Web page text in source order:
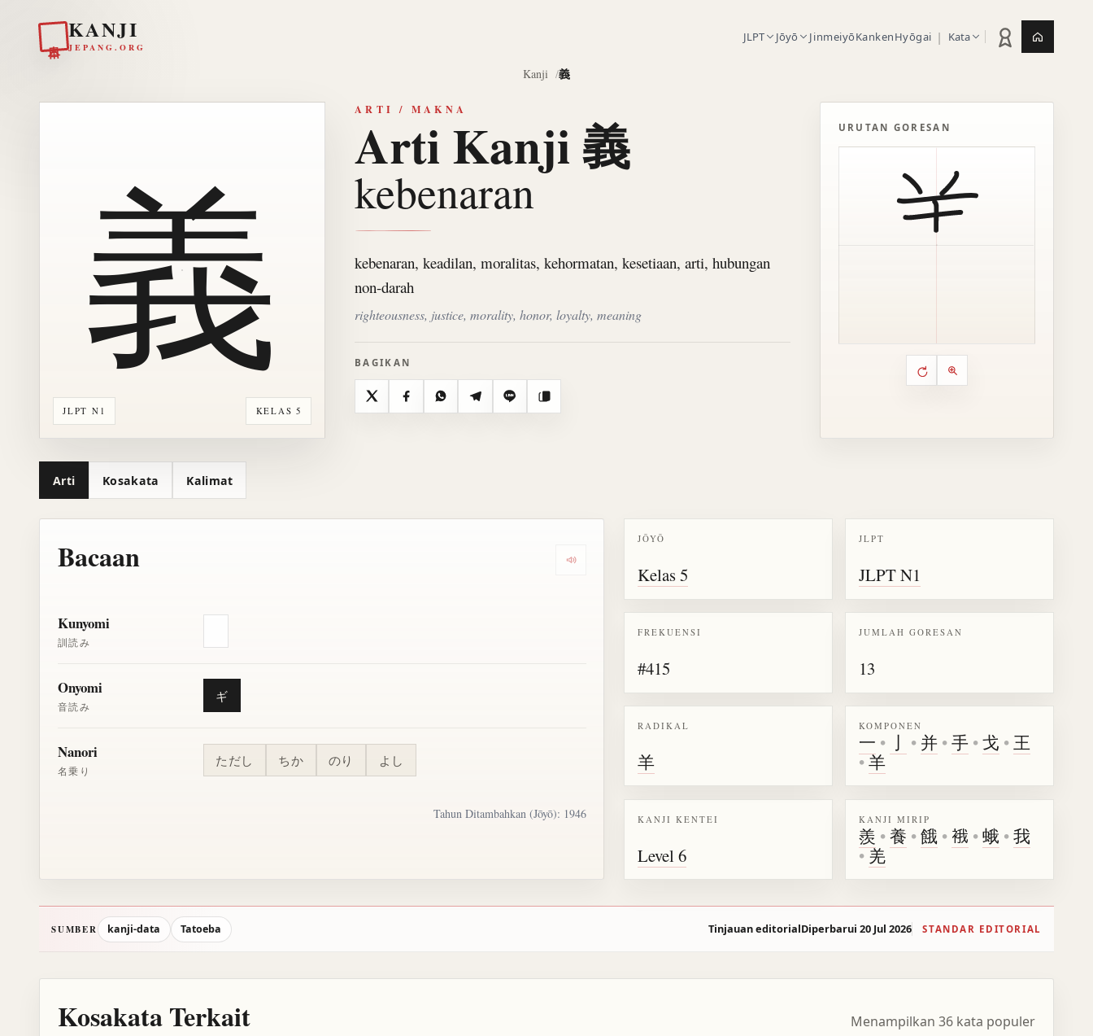
KANJI
JEPANG.ORG
JLPT Jōyō JinmeiyōKankenHyōgai | Kata Statistik latihan
Kanji 義
JLPT N1 KELAS 5
義
ARTI / MAKNA
Arti Kanji 義
kebenaran
kebenaran, keadilan, moralitas, kehormatan, kesetiaan, arti, hubungan
non-darah
righteousness, justice, morality, honor, loyalty, meaning
BAGIKAN
X FacebookWhatsAppTelegramLine Salin
URUTAN GORESAN
Kontrol animasi urutan
Putar ulang animasi
Perbesar animasi
Arti Kosakata Kalimat
Bacaan Dengarkan semua bacaan untuk kanji 義
Kunyomi
訓読み
Onyomi
音読み
ギ
Nanori
名乗り
ただし ちか のり よし
Tahun Ditambahkan (Jōyō): 1946
JŌYŌ
Kelas 5
JLPT
JLPT N1
FREKUENSI
#415
JUMLAH GORESAN
13
RADIKAL
羊
KOMPONEN
一 • 亅 • 并 •手 •戈 •王
•羊
KANJI KENTEI
Level 6
KANJI MIRIP
羨 •養 •餓 • 𧚄 •蛾 •我
•羌
SUMBER kanji-data Tatoeba Tinjauan editorialDiperbarui 20 Jul 2026 STANDAR EDITORIAL
Kosakata Terkait Menampilkan 36 kata populer